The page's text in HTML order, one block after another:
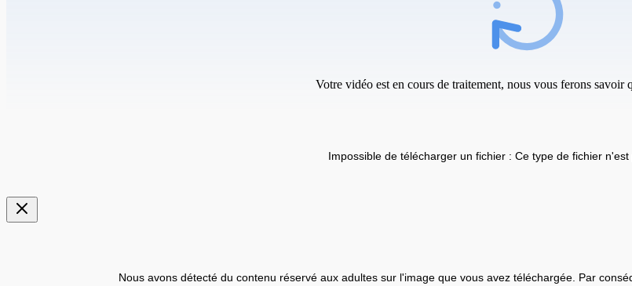
Votre vidéo est en cours de traitement, nous vous ferons savoir
Impossible de télécharger un fichier : Ce type de fichier n'est
Nous avons détecté du contenu réservé aux adultes sur l'image que vous avez téléchargée. Par